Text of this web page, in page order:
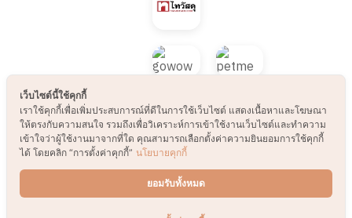
© 2021 B2S CLUB, All rights reserved. Web
Design by1001click.
เว็บไซต์นี้ใช้คุกกี้
เราใช้คุกกี้เพื่อเพิ่มประสบการณ์ที่ดีในการใช้เว็บไซต์ แสดงเนื้อหาและโฆษณา
ให้ตรงกับความสนใจ รวมถึงเพื่อวิเคราะห์การเข้าใช้งานเว็บไซต์และทำความ
เข้าใจว่าผู้ใช้งานมาจากที่ใด คุณสามารถเลือกตั้งค่าความยินยอมการใช้คุกกี้
ได้ โดยคลิก “การตั้งค่าคุกกี้” นโยบายคุกกี้
ยอมรับทั้งหมด